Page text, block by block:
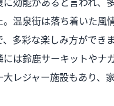
。温泉街は落ち着いた風
多彩な楽しみ方ができま
には鈴鹿サーキットやナ
大レジャー施設もあり、